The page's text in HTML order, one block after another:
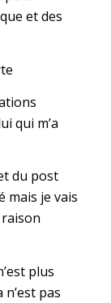
et des
qui m’a
du post
mais je vais
plus
pas